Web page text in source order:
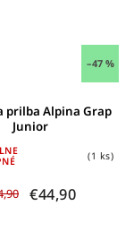
–47 %
prilba Alpina Grap
Junior
(1 ks)
€44,90